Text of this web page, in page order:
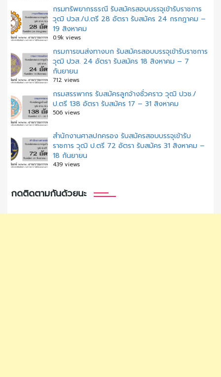
กรมทรัพยากรธรณี รับสมัครสอบบรรจุเข้ารับราชการ
วุฒิ ปวส./ป.ตรี 28 อัตรา รับสมัคร 24 กรกฎาคม –
19 สิงหาคม
0.9k views
กรมการขนส่งทางบก รับสมัครสอบบรรจุเข้ารับราชการ
วุฒิ ปวส. 24 อัตรา รับสมัคร 18 สิงหาคม – 7
กันยายน
712 views
กรมสรรพากร รับสมัครลูกจ้างชั่วคราว วุฒิ ปวช./
ป.ตรี 138 อัตรา รับสมัคร 17 – 31 สิงหาคม
506 views
สํานักงานศาลปกครอง รับสมัครสอบบรรจุเข้ารับ
ราชการ วุฒิ ป.ตรี 72 อัตรา รับสมัคร 31 สิงหาคม –
18 กันยายน
439 views
กดติดตามกันด้วยนะ